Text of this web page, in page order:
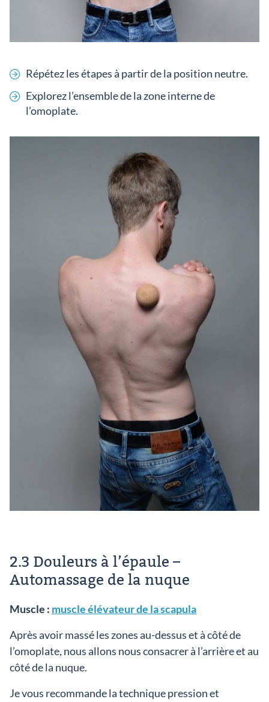
Répétez les étapes à partir de la position neutre.
Explorez l’ensemble de la zone interne de
l’omoplate.
2.3 Douleurs à l’épaule –
Automassage de la nuque
Muscle : muscle élévateur de la scapula
Après avoir massé les zones au-dessus et à côté de
l’omoplate, nous allons nous consacrer à l’arrière et au
côté de la nuque.
Je vous recommande la technique pression et